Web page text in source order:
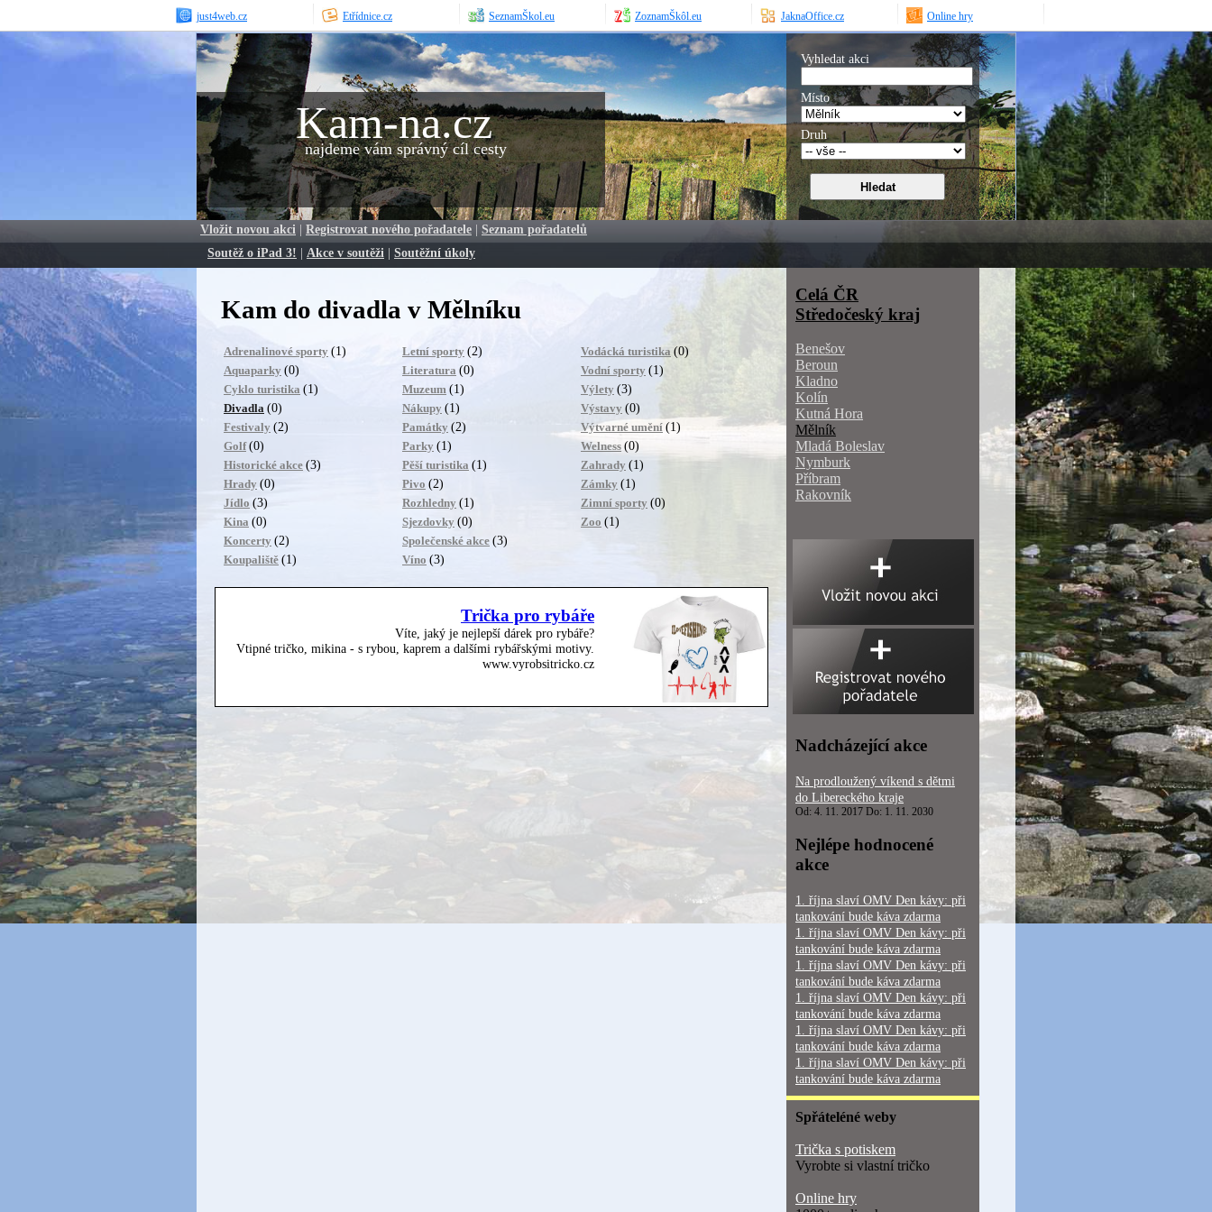
just4web.cz Etřídnice.cz SeznamŠkol.eu ZoznamŠkôl.eu JaknaOffice.cz Online hry
Kam-na.cz
najdeme vám správný cíl cesty
Vyhledat akci
Místo
Druh
Vložit novou akci | Registrovat nového pořadatele | Seznam pořadatelů
Soutěž o iPad 3! | Akce v soutěži | Soutěžní úkoly
Kam do divadla v Mělníku
Adrenalinové sporty (1)
Aquaparky (0)
Cyklo turistika (1)
Divadla (0)
Festivaly (2)
Golf (0)
Historické akce (3)
Hrady (0)
Jídlo (3)
Kina (0)
Koncerty (2)
Koupaliště (1)
Letní sporty (2)
Literatura (0)
Muzeum (1)
Nákupy (1)
Památky (2)
Parky (1)
Pěší turistika (1)
Pivo (2)
Rozhledny (1)
Sjezdovky (0)
Společenské akce (3)
Víno (3)
Vodácká turistika (0)
Vodní sporty (1)
Výlety (3)
Výstavy (0)
Výtvarné umění (1)
Welness (0)
Zahrady (1)
Zámky (1)
Zimní sporty (0)
Zoo (1)
Trička pro rybáře
Víte, jaký je nejlepší dárek pro rybáře?
Vtipné tričko, mikina - s rybou, kaprem a dalšími rybářskými motivy.
www.vyrobsitricko.cz
Celá ČR
Středočeský kraj
Benešov
Beroun
Kladno
Kolín
Kutná Hora
Mělník
Mladá Boleslav
Nymburk
Příbram
Rakovník
Nadcházející akce
Na prodloužený víkend s dětmi
do Libereckého kraje
Od: 4. 11. 2017 Do: 1. 11. 2030
Nejlépe hodnocené
akce
1. října slaví OMV Den kávy: při
tankování bude káva zdarma
1. října slaví OMV Den kávy: při
tankování bude káva zdarma
1. října slaví OMV Den kávy: při
tankování bude káva zdarma
1. října slaví OMV Den kávy: při
tankování bude káva zdarma
1. října slaví OMV Den kávy: při
tankování bude káva zdarma
1. října slaví OMV Den kávy: při
tankování bude káva zdarma
Spřáteléné weby
Trička s potiskem
Vyrobte si vlastní tričko
Online hry